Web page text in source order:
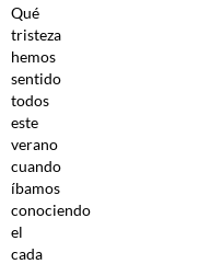
Qué
tristeza
hemos
sentido
todos
este
verano
cuando
íbamos
conociendo
el
cada